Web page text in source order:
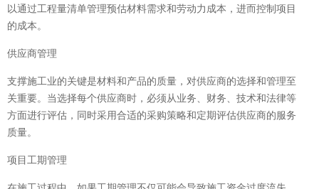
以通过工程量清单管理预估材料需求和劳动力成本，进而控制项目
的成本。
供应商管理
支撑施工业的关键是材料和产品的质量，对供应商的选择和管理至
关重要。当选择每个供应商时，必须从业务、财务、技术和法律等
方面进行评估，同时采用合适的采购策略和定期评估供应商的服务
质量。
项目工期管理